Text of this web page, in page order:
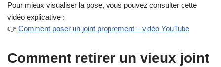
Pour mieux visualiser la pose, vous pouvez consulter cette
vidéo explicative :
👉 Comment poser un joint proprement – vidéo YouTube
Comment retirer un vieux joint